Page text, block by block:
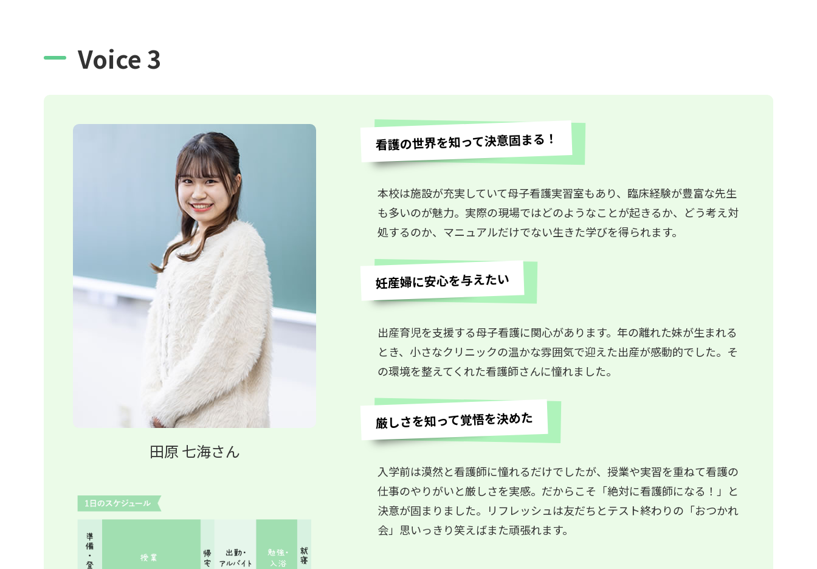
Voice 3
田原 七海さん
看護の世界を知って決意固まる！
本校は施設が充実していて母子看護実習室もあり、臨床経験が豊富な先生
も多いのが魅力。実際の現場ではどのようなことが起きるか、どう考え対
処するのか、マニュアルだけでない生きた学びを得られます。
妊産婦に安心を与えたい
出産育児を支援する母子看護に関心があります。年の離れた妹が生まれる
とき、小さなクリニックの温かな雰囲気で迎えた出産が感動的でした。そ
の環境を整えてくれた看護師さんに憧れました。
厳しさを知って覚悟を決めた
入学前は漠然と看護師に憧れるだけでしたが、授業や実習を重ねて看護の
仕事のやりがいと厳しさを実感。だからこそ「絶対に看護師になる！」と
決意が固まりました。リフレッシュは友だちとテスト終わりの「おつかれ
会」思いっきり笑えばまた頑張れます。